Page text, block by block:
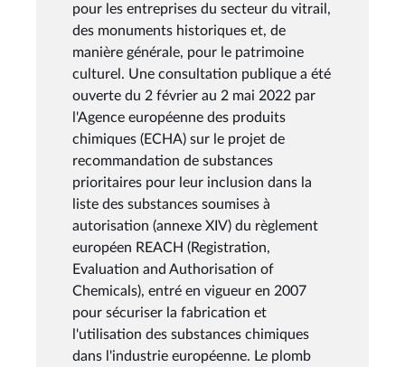
pour les entreprises du secteur du vitrail,
des monuments historiques et, de
manière générale, pour le patrimoine
culturel. Une consultation publique a été
ouverte du 2 février au 2 mai 2022 par
l'Agence européenne des produits
chimiques (ECHA) sur le projet de
recommandation de substances
prioritaires pour leur inclusion dans la
liste des substances soumises à
autorisation (annexe XIV) du règlement
européen REACH (Registration,
Evaluation and Authorisation of
Chemicals), entré en vigueur en 2007
pour sécuriser la fabrication et
l'utilisation des substances chimiques
dans l'industrie européenne. Le plomb